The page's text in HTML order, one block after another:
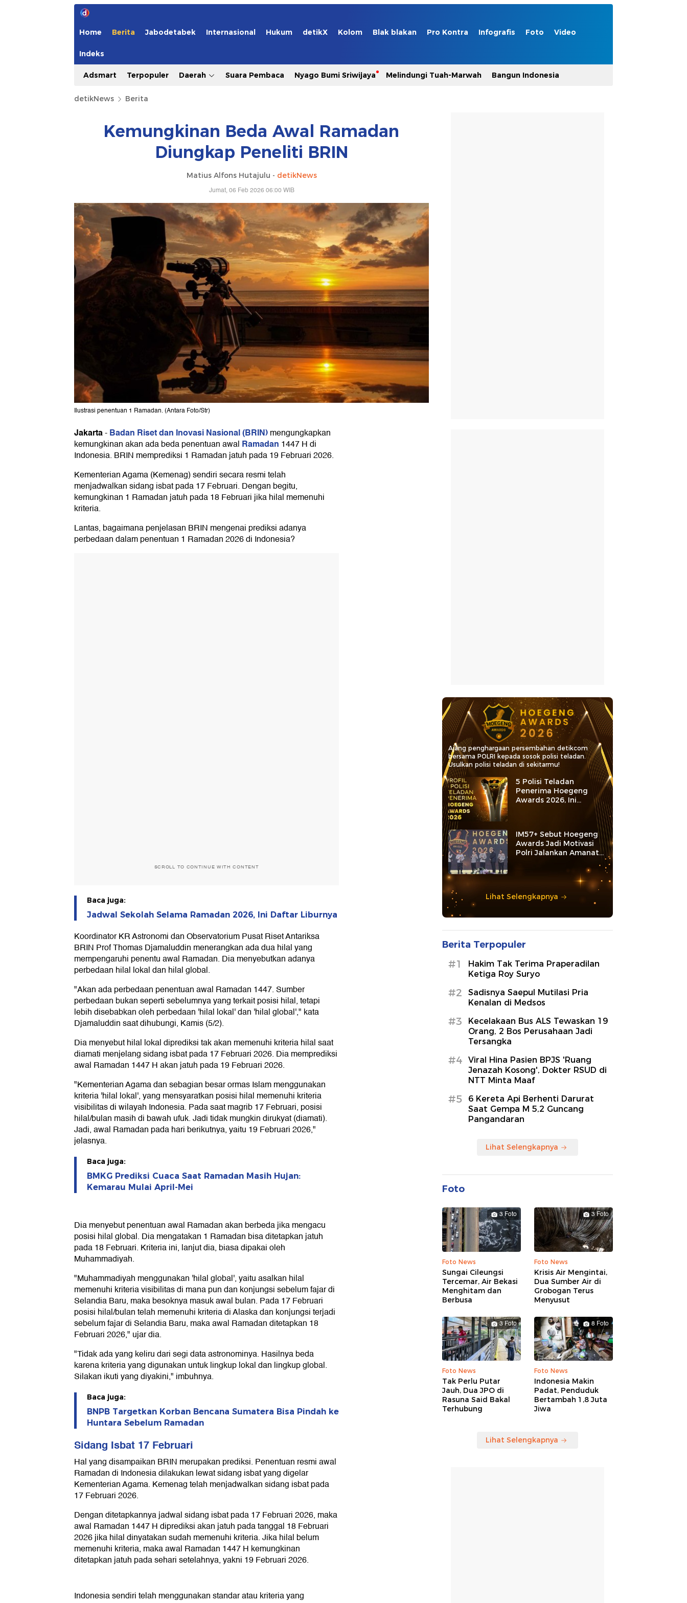
Home Berita Jabodetabek Internasional Hukum detikX Kolom Blak blakan Pro Kontra Infografis Foto Video
Indeks
Adsmart Terpopuler Daerah Suara Pembaca Nyago Bumi Sriwijaya Melindungi Tuah-Marwah Bangun Indonesia
detikNews Berita
Kemungkinan Beda Awal Ramadan
Diungkap Peneliti BRIN
Matius Alfons Hutajulu - detikNews
Jumat, 06 Feb 2026 06:00 WIB
Ilustrasi penentuan 1 Ramadan. (Antara Foto/Str)
Jakarta-Badan Riset dan Inovasi Nasional (BRIN)mengungkapkan
kemungkinan akan ada beda penentuan awal Ramadan 1447 H di
Indonesia. BRIN memprediksi 1 Ramadan jatuh pada 19 Februari 2026.
Kementerian Agama (Kemenag) sendiri secara resmi telah
menjadwalkan sidang isbat pada 17 Februari. Dengan begitu,
kemungkinan 1 Ramadan jatuh pada 18 Februari jika hilal memenuhi
kriteria.
Lantas, bagaimana penjelasan BRIN mengenai prediksi adanya
perbedaan dalam penentuan 1 Ramadan 2026 di Indonesia?
SCROLL TO CONTINUE WITH CONTENT
Baca juga:
Jadwal Sekolah Selama Ramadan 2026, Ini Daftar Liburnya
Koordinator KR Astronomi dan Observatorium Pusat Riset Antariksa
BRIN Prof Thomas Djamaluddin menerangkan ada dua hilal yang
mempengaruhi penentu awal Ramadan. Dia menyebutkan adanya
perbedaan hilal lokal dan hilal global.
"Akan ada perbedaan penentuan awal Ramadan 1447. Sumber
perbedaan bukan seperti sebelumnya yang terkait posisi hilal, tetapi
lebih disebabkan oleh perbedaan 'hilal lokal' dan 'hilal global'," kata
Djamaluddin saat dihubungi, Kamis (5/2).
Dia menyebut hilal lokal diprediksi tak akan memenuhi kriteria hilal saat
diamati menjelang sidang isbat pada 17 Februari 2026. Dia memprediksi
awal Ramadan 1447 H akan jatuh pada 19 Februari 2026.
"Kementerian Agama dan sebagian besar ormas Islam menggunakan
kriteria 'hilal lokal', yang mensyaratkan posisi hilal memenuhi kriteria
visibilitas di wilayah Indonesia. Pada saat magrib 17 Februari, posisi
hilal/bulan masih di bawah ufuk. Jadi tidak mungkin dirukyat (diamati).
Jadi, awal Ramadan pada hari berikutnya, yaitu 19 Februari 2026,"
jelasnya.
Baca juga:
BMKG Prediksi Cuaca Saat Ramadan Masih Hujan:
Kemarau Mulai April-Mei
Dia menyebut penentuan awal Ramadan akan berbeda jika mengacu
posisi hilal global. Dia mengatakan 1 Ramadan bisa ditetapkan jatuh
pada 18 Februari. Kriteria ini, lanjut dia, biasa dipakai oleh
Muhammadiyah.
"Muhammadiyah menggunakan 'hilal global', yaitu asalkan hilal
memenuhi kriteria visibilitas di mana pun dan konjungsi sebelum fajar di
Selandia Baru, maka besoknya masuk awal bulan. Pada 17 Februari
posisi hilal/bulan telah memenuhi kriteria di Alaska dan konjungsi terjadi
sebelum fajar di Selandia Baru, maka awal Ramadan ditetapkan 18
Februari 2026," ujar dia.
"Tidak ada yang keliru dari segi data astronominya. Hasilnya beda
karena kriteria yang digunakan untuk lingkup lokal dan lingkup global.
Silakan ikuti yang diyakini," imbuhnya.
Baca juga:
BNPB Targetkan Korban Bencana Sumatera Bisa Pindah ke
Huntara Sebelum Ramadan
Sidang Isbat 17 Februari
Hal yang disampaikan BRIN merupakan prediksi. Penentuan resmi awal
Ramadan di Indonesia dilakukan lewat sidang isbat yang digelar
Kementerian Agama. Kemenag telah menjadwalkan sidang isbat pada
17 Februari 2026.
Dengan ditetapkannya jadwal sidang isbat pada 17 Februari 2026, maka
awal Ramadan 1447 H diprediksi akan jatuh pada tanggal 18 Februari
2026 jika hilal dinyatakan sudah memenuhi kriteria. Jika hilal belum
memenuhi kriteria, maka awal Ramadan 1447 H kemungkinan
ditetapkan jatuh pada sehari setelahnya, yakni 19 Februari 2026.
Indonesia sendiri telah menggunakan standar atau kriteria yang
Ajang penghargaan persembahan detikcom
bersama POLRI kepada sosok polisi teladan.
Usulkan polisi teladan di sekitarmu!
5 Polisi Teladan
Penerima Hoegeng
Awards 2026, Ini
Kategori dan Kiprahnya
IM57+ Sebut Hoegeng
Awards Jadi Motivasi
Polri Jalankan Amanat
Lihat Selengkapnya
Berita Terpopuler
#1
Hakim Tak Terima Praperadilan
Ketiga Roy Suryo
#2
Sadisnya Saepul Mutilasi Pria
Kenalan di Medsos
#3
Kecelakaan Bus ALS Tewaskan 19
Orang, 2 Bos Perusahaan Jadi
Tersangka
#4
Viral Hina Pasien BPJS 'Ruang
Jenazah Kosong', Dokter RSUD di
NTT Minta Maaf
#5
6 Kereta Api Berhenti Darurat
Saat Gempa M 5,2 Guncang
Pangandaran
Lihat Selengkapnya
Foto
3 Foto
Foto News
Sungai Cileungsi
Tercemar, Air Bekasi
Menghitam dan
Berbusa
3 Foto
Foto News
Krisis Air Mengintai,
Dua Sumber Air di
Grobogan Terus
Menyusut
3 Foto
Foto News
Tak Perlu Putar
Jauh, Dua JPO di
Rasuna Said Bakal
Terhubung
8 Foto
Foto News
Indonesia Makin
Padat, Penduduk
Bertambah 1,8 Juta
Jiwa
Lihat Selengkapnya